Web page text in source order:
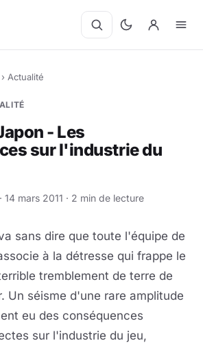
› Actualité
- Les
sur l'industrie du
· 14 mars 2011 · 2 min de lecture
sans dire que toute l'équipe de
à la détresse qui frappe le
tremblement de terre de
Un séisme d'une rare amplitude
eu des conséquences
sur l'industrie du jeu,